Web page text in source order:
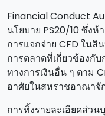
Financial Conduct
นโยบาย PS20/10 ซึ่งห้
การแจกจ่าย CFD ใน
การตลาดที่เกี่ยวข้องกั
ทางการเงินอื่น ๆ ตาม
อาศัยในสหราชอาณาจั
การทิ้งรายละเอียดส่ว